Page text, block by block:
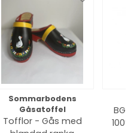
Sommarbodens
Gåsatoffel
Tofflor - Gås med